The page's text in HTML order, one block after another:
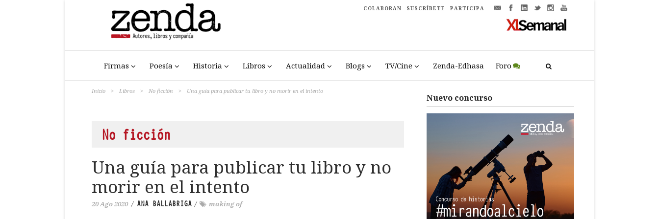
COLABORAN SUSCRÍBETE PARTICIPA
Firmas Poesía Historia Libros Actualidad Blogs TV/Cine Zenda-Edhasa Foro
Inicio > Libros > No ficción > Una guía para publicar tu libro y no morir en el intento
No ficción
Una guía para publicar tu libro y no
morir en el intento
20 Ago 2020 / ANA BALLABRIGA / making of
Nuevo concurso